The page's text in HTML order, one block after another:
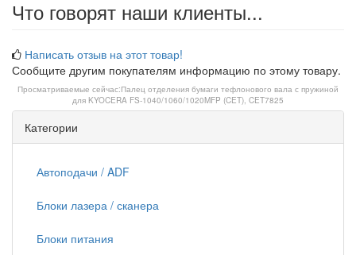
Что говорят наши клиенты...
Написать отзыв на этот товар!
Сообщите другим покупателям информацию по этому товару.
Просматриваемые сейчас:Палец отделения бумаги тефлонового вала с пружиной
для KYOCERA FS-1040/1060/1020MFP (CET), CET7825
Категории
Автоподачи / ADF
Блоки лазера / сканера
Блоки питания